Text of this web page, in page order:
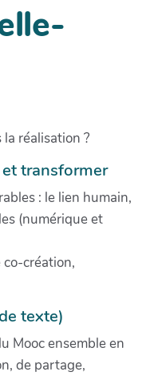
réalisation ?
transformer
: le lien humain,
(numérique et
création,
texte)
Mooc ensemble en
de partage,